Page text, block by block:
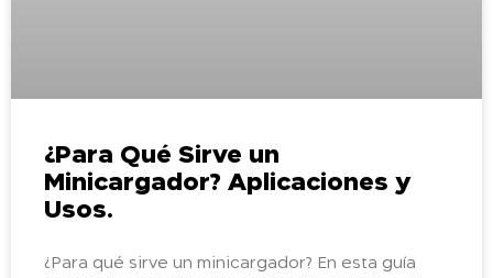
¿Para Qué Sirve un
Minicargador? Aplicaciones y
Usos.
¿Para qué sirve un minicargador? En esta guía